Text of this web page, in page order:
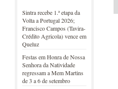
Sintra recebe 1.ª etapa da
Volta a Portugal 2026;
Francisco Campos (Tavira-
Crédito Agricola) vence em
Queluz
Festas em Honra de Nossa
Senhora da Natividade
regressam a Mem Martins
de 3 a 6 de setembro